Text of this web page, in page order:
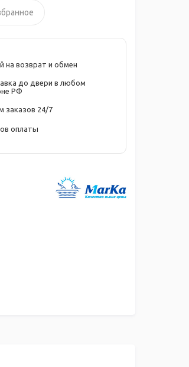
на возврат и обмен
до двери в любом
РФ
заказов 24/7
оплаты